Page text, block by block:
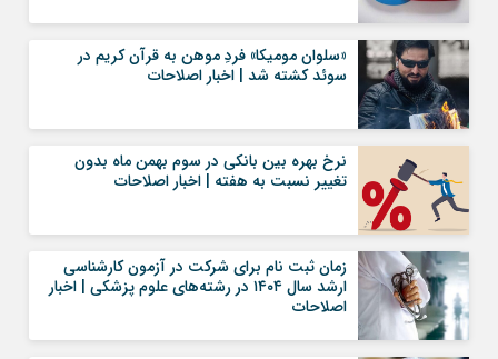
«سلوان مومیکا» فردِ موهن به قرآن کریم در
سوئد کشته شد | اخبار اصلاحات
نرخ بهره بین بانکی در سوم بهمن ماه بدون
تغییر نسبت به هفته | اخبار اصلاحات
زمان ثبت نام برای شرکت در آزمون کارشناسی
ارشد سال ۱۴۰۴ در رشته‌های علوم پزشکی | اخبار
اصلاحات